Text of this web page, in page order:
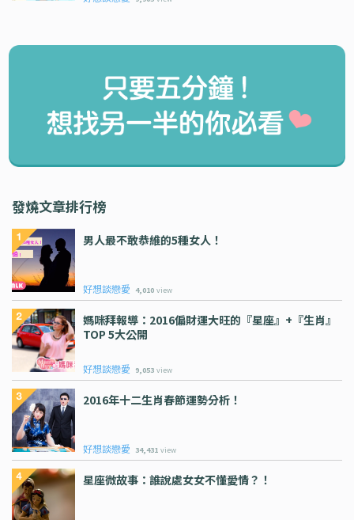
發燒文章排行榜
男人最不敢恭維的5種女人！
好想談戀愛 4,010 view
媽咪拜報導：2016偏財運大旺的『星座』+『生肖』
TOP 5大公開
好想談戀愛 9,053 view
2016年十二生肖春節運勢分析！
好想談戀愛 34,431 view
星座微故事：誰說處女女不懂愛情？！